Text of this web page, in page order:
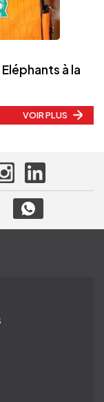
à la
VOIR PLUS